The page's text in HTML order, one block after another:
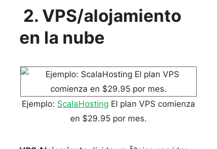
2. VPS/alojamiento
en la nube
Ejemplo: ScalaHosting El plan VPS comienza
en $29.95 por mes.